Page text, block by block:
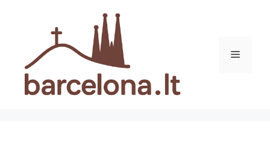
Meniu